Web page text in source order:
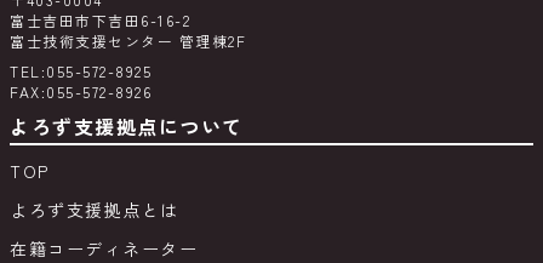
富士吉田市下吉田6-16-2
富士技術支援センター 管理棟2F
TEL:055-572-8925
FAX:055-572-8926
よろず支援拠点について
TOP
よろず支援拠点とは
在籍コーディネーター